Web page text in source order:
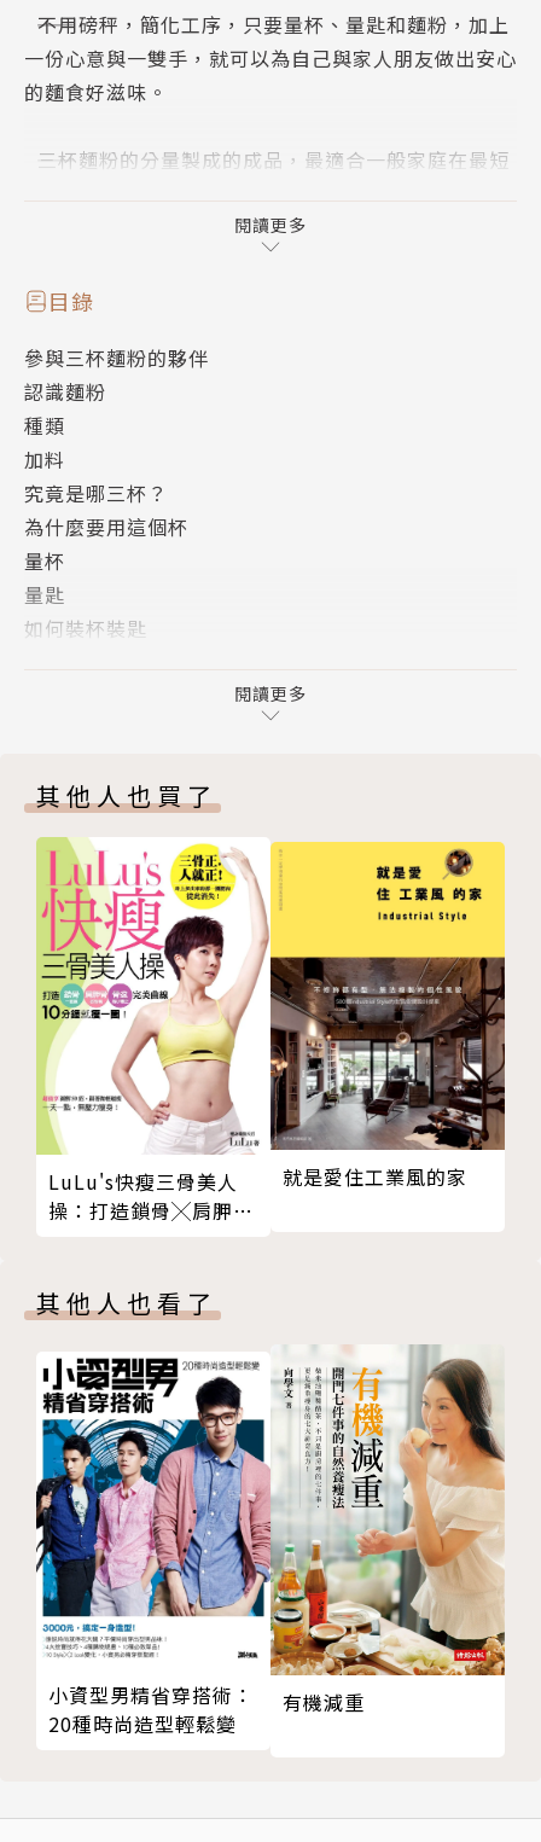
――不用磅秤，簡化工序，只要量杯、量匙和麵粉，加上
一份心意與一雙手，就可以為自己與家人朋友做出安心
的麵食好滋味。
――三杯麵粉的分量製成的成品，最適合一般家庭在最短
手」的成功率保證；
打通進階者的玩麵粉功力，拿捏麵糰、材料、餡料，
口味風貌千變萬化
――三杯麵粉的量可以做出6個山東大饅頭、12顆包子、1
6條燒餅、30個小餐包……照著阿芳的食譜，輕鬆學簡
單做。
――各式麵糰發酵法、小撇步；麵糰分量技巧、裝杯裝匙
示範；不用繁瑣工具，平底鍋、烤箱、炒菜蒸鍋皆可應
――全台唯一所有步驟全圖解的食譜。
――不用上網找影片、不用擔心看不懂文字，動態影片輔
助教學。
阿芳的食譜不是以最絕對的重量為標示單位，而是用
國際標準的量杯及量匙為主要度量單位，目的在於簡化
食譜的數字和備料的工序，較符合一般家庭操作的方
式。標準量杯是236cc，為什麼呢？因為在烹調用途
中，最常盛裝的材料除了乾項的粉糖料外，就是水分及
油脂，而這杯236cc的杯子一般就說約240cc，分為四
等分。一分約60cc，很好記，而且1杯約為16大匙，容
《阿芳的新三杯麵粉》從介紹麵糰發酵、整型與分量
技巧開始，搭配全新打造的製程與貼心訣竅，量杯、湯
匙、烤箱、炒菜蒸鍋隨手應用，跟著阿芳一搓一揉、一
捏一拉，就可以做出甜鹹兼具的麵食。食譜包括︰24
道日常年節必備的百搭麵食蒸點；37道讓老人小孩都
開心的美味烤點；19道信手拈來充滿幸福的變化麵點
作者簡介
蔡季芳
人稱阿芳老師，台灣婆婆媽媽、煮婦煮夫們耳熟能詳的
料理達人。
阿芳來自台南的大家庭，嫁到北部後展開精彩的廚藝人
食與生活之間的脈絡連結，因而成就一雙擅於烹飪的巧
閱讀更多
目錄
參與三杯麵粉的夥伴
認識麵粉
種類
加料
究竟是哪三杯？
為什麼要用這個杯
量杯
量匙
如何裝杯裝匙
熱水燙麵這樣做
基礎發酵麵糰的揉法
以基礎發酵麵糰為麵種，揉成中種麵糰
老化的發酵麵糰如何變年輕
麵包機與攪拌機的攪麵程序
鬆弛後的麵糰如何分割整型
小包酥捲法
大包酥折法
蒸籠麵食完成後的取出法
蒸蒸日上一起上
刀切白饅頭
兌鹼大饅頭
棗發饅頭
薑香黑糖饅頭
養生雜糧饅頭
鮮奶葡萄乾花捲
壽桃
大紅龜
小白兔包
金沙南瓜造型包
蛋黃香菇鮮肉包
薑葱鮮肉包
花素包子
臘腸捲
蜜汁叉燒包
閱讀更多
其他人也買了
LuLu's快瘦三骨美人
操：打造鎖骨╳肩胛骨
就是愛住工業風的家
其他人也看了
小資型男精省穿搭術：
20種時尚造型輕鬆變
有機減重